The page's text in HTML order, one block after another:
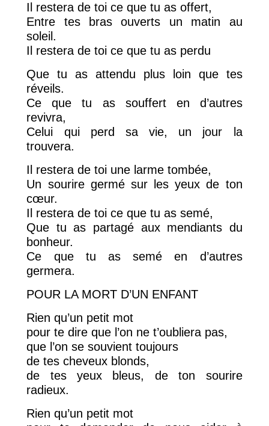
Il restera de toi ce que tu as offert,
Entre tes bras ouverts un matin au
soleil.
Il restera de toi ce que tu as perdu
Que tu as attendu plus loin que tes
réveils.
Ce que tu as souffert en d’autres
revivra,
Celui qui perd sa vie, un jour la
trouvera.
Il restera de toi une larme tombée,
Un sourire germé sur les yeux de ton
cœur.
Il restera de toi ce que tu as semé,
Que tu as partagé aux mendiants du
bonheur.
Ce que tu as semé en d’autres
germera.
POUR LA MORT D’UN ENFANT
Rien qu’un petit mot
pour te dire que l’on ne t’oubliera pas,
que l’on se souvient toujours
de tes cheveux blonds,
de tes yeux bleus, de ton sourire
radieux.
Rien qu’un petit mot